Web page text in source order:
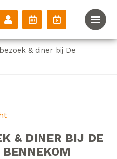
& diner bij De
& DINER BIJ DE